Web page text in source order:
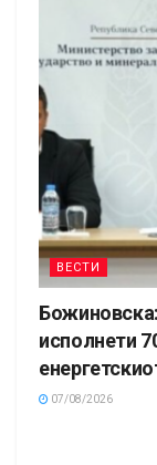
ВЕСТИ
исполнети
07/08/2026